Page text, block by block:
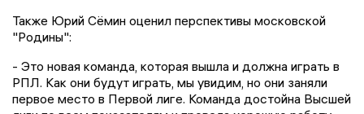
Также Юрий Сёмин оценил перспективы московской
"Родины":
- Это новая команда, которая вышла и должна играть в
РПЛ. Как они будут играть, мы увидим, но они заняли
первое место в Первой лиге. Команда достойна Высшей